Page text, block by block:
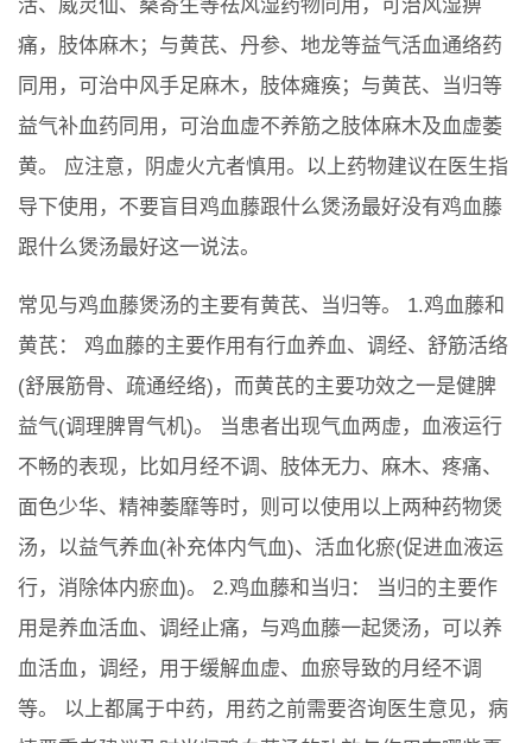
活、威灵仙、桑寄生等祛风湿药物同用，可治风湿痹
痛，肢体麻木；与黄芪、丹参、地龙等益气活血通络药
同用，可治中风手足麻木，肢体瘫痪；与黄芪、当归等
益气补血药同用，可治血虚不养筋之肢体麻木及血虚萎
黄。 应注意，阴虚火亢者慎用。以上药物建议在医生指
导下使用，不要盲目鸡血藤跟什么煲汤最好没有鸡血藤
跟什么煲汤最好这一说法。
常见与鸡血藤煲汤的主要有黄芪、当归等。 1.鸡血藤和
黄芪： 鸡血藤的主要作用有行血养血、调经、舒筋活络
(舒展筋骨、疏通经络)，而黄芪的主要功效之一是健脾
益气(调理脾胃气机)。 当患者出现气血两虚，血液运行
不畅的表现，比如月经不调、肢体无力、麻木、疼痛、
面色少华、精神萎靡等时，则可以使用以上两种药物煲
汤，以益气养血(补充体内气血)、活血化瘀(促进血液运
行，消除体内瘀血)。 2.鸡血藤和当归： 当归的主要作
用是养血活血、调经止痛，与鸡血藤一起煲汤，可以养
血活血，调经，用于缓解血虚、血瘀导致的月经不调
等。 以上都属于中药，用药之前需要咨询医生意见，病